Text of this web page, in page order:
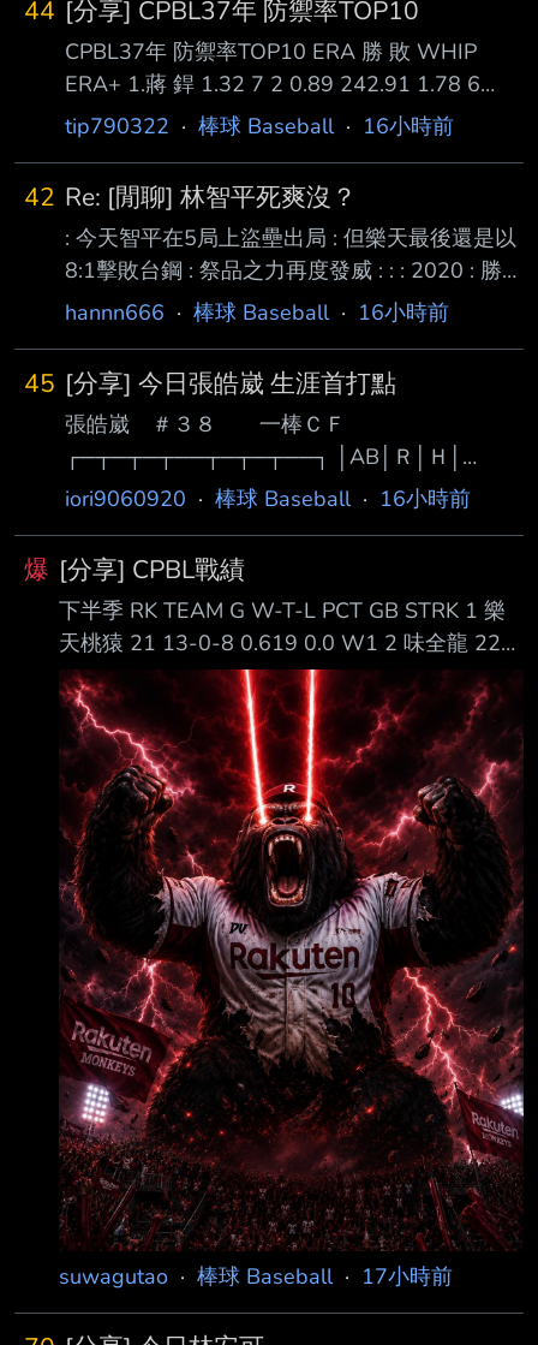
44 [分享] CPBL37年 防禦率TOP10
CPBL37年 防禦率TOP10 ERA 勝 敗 WHIP
ERA+ 1.蔣 銲 1.32 7 2 0.89 242.91 1.78 6
0.99 179.31 1.82 8 5 1.01 175.16 1.88 5 4
鋼 龍 2.14 5 7 1.11 149.78 7.鈴木駿輔 2.14 8
4 1.10 149.35 8.李東洺 2.33 10 2 1.18 137.18
9.摩爾曼* 2.70 5 6 1.22 1
tip790322 · 棒球 Baseball· 16小時前
42 Re: [閒聊] 林智平死爽沒？
: 今天智平在5局上盜壘出局 : 但樂天最後還是以
8:1擊敗台鋼 : 祭品之力再度發威 : : : 2020 : 勝
05/12 吱17:10喵 死壘上時14:9 : 負 07/01 吱0
上時1 :0 : 勝 08/05 吱4 : 3邦 死壘上時2 :3 : 勝
08/06 吱8 : 3邦 死壘上時0 :0 和8 :2 : 勝 08/07
吱4 : 1爪 死壘上時0 :1 : 勝 08/30 吱7 : 4喵 死
壘上時3 :3 : 勝
hannn666 · 棒球 Baseball· 16小時前
45 [分享] 今日張皓崴 生涯首打點
張皓崴 ＃３８ 一棒ＣＦ
┌─┬─┬─┬──┬─┬─┬──┐ │AB│Ｒ│Ｈ│
RBI│BB│SO│ AVG│
│１│.359│ └─┴─┴─┴──┴─┴─┴──┘ 第一打
席 一上 右邊穿越安打(R) 第二打席 二上 中間落
地安打(1RBI) 第三打席 四上 二滾雙殺 第四打席
七上 游滾 第五打席 九上 左飛 今天喵以豪張皓
崴 換打開路先鋒第一棒 首棒打者就先敲出安打
也延續自己連續15場安打、16場上壘的紀錄 後
面也靠著四爺的三壘安打跑回本
iori9060920 · 棒球 Baseball· 16小時前
爆 [分享] CPBL戰績
下半季 RK TEAM G W-T-L PCT GB STRK 1 樂
天桃猿 21 13-0-8 0.619 0.0 W1 2 味全龍 22
12-0-10 0.545 1.5 L2 5 中信兄弟 21 9-0-12
0.429 4.0 W1 6 富邦悍將 21 8-0-13 0.381 5.0
L1 G247 中信兄弟 5:2 台鋼雄鷹 G248 樂天桃猿
3:1 味全龍 G249 統一獅 4:0 富邦悍將 全年度
RK TEAM G W-T-L PCT GB 1 味全龍 82 51-0-
31 0.62
suwagutao · 棒球 Baseball· 17小時前